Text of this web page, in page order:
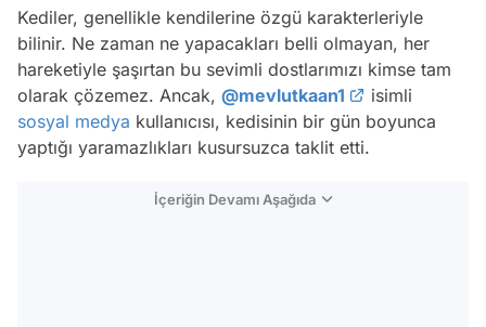
Kediler, genellikle kendilerine özgü karakterleriyle
bilinir. Ne zaman ne yapacakları belli olmayan, her
hareketiyle şaşırtan bu sevimli dostlarımızı kimse tam
olarak çözemez. Ancak, @mevlutkaan1
isimli
sosyal medya kullanıcısı, kedisinin bir gün boyunca
yaptığı yaramazlıkları kusursuzca taklit etti.
İçeriğin Devamı Aşağıda